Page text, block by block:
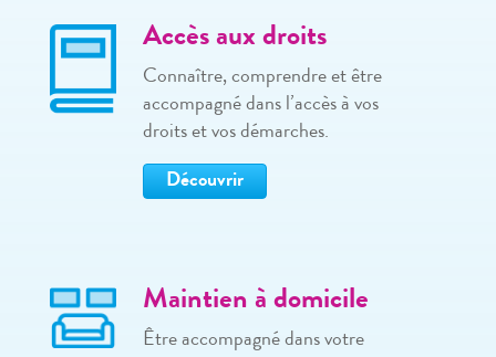
Accès aux droits
Connaître, comprendre et être
accompagné dans l’accès à vos
droits et vos démarches.
Découvrir
Maintien à domicile
Être accompagné dans votre